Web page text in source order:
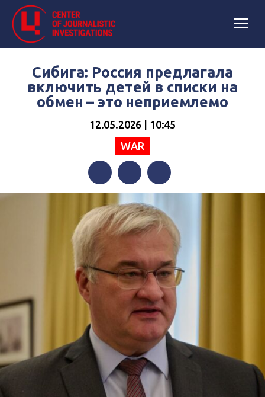
Сибига: Россия предлагала
включить детей в списки на
обмен – это неприемлемо
12.05.2026 | 10:45
WAR
FacebookTwitterTelegram